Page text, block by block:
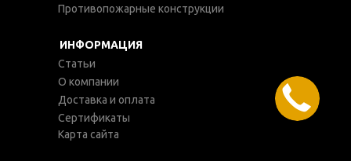
ИНФОРМАЦИЯ
Статьи
О компании
Доставка и оплата
Сертификаты
Карта сайта
Противопожарные конструкции